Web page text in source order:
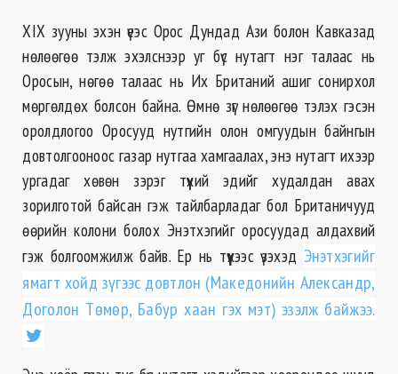
ХIХ зууны эхэн үеэс Орос Дундад Ази болон Кавказад
нөлөөгөө тэлж эхэлснээр уг бүс нутагт нэг талаас нь
Оросын, нөгөө талаас нь Их Британий ашиг сонирхол
мөргөлдөх болсон байна. Өмнө зүг нөлөөгөө тэлэх гэсэн
оролдлогоо Оросууд нутгийн олон омгуудын байнгын
довтолгооноос газар нутгаа хамгаалах, энэ нутагт ихээр
ургадаг хөвөн зэрэг түүхий эдийг худалдан авах
зорилготой байсан гэж тайлбарладаг бол Британичууд
өөрийн колони болох Энэтхэгийг оросуудад алдахвий
гэж болгоомжилж байв. Ер нь түүхээс үзэхэд Энэтхэгийг
ямагт хойд зүгээс довтлон (Македонийн Александр,
Доголон Төмөр, Бабур хаан гэх мэт) эзэлж байжээ.